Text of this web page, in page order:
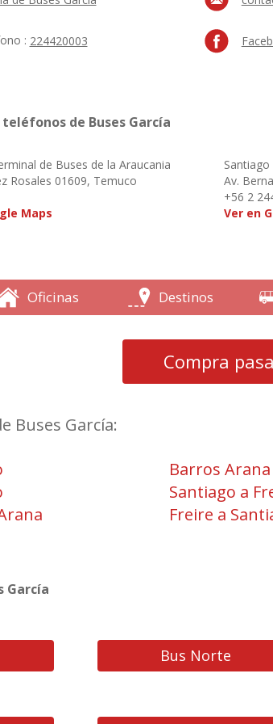
Teléfono : 224420003
de Buses García
de Buses de la Araucania
Rosales 01609, Temuco
Maps
Av.
+56 2
Ver en
Oficinas Destinos
Compra
Buses García:
Barros
Santiago a
Freire a
García
Bus Norte